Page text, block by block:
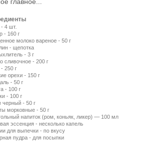
4 шт.
- 160 г
молоко вареное - 50 г
- щепотка
- 3 г
сливочное - 200 г
250 г
орехи - 150 г
- 50 г
- 100 г
- 100 г
черный - 50 г
морковные - 50 г
напиток (ром, коньяк, ликер) — 100 мл
эссенция - несколько капель
для выпечки - по вкусу
пудра - для посыпки